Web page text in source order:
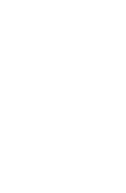
الجميل |
الليث &